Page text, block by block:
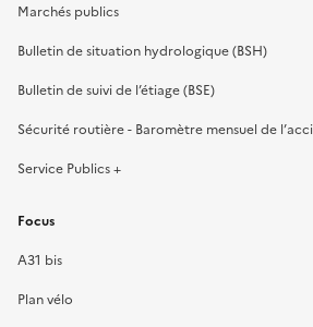
Marchés publics
Bulletin de situation hydrologique (BSH)
Bulletin de suivi de l’étiage (BSE)
Sécurité routière - Baromètre mensuel de
Service Publics +
Focus
A31 bis
Plan vélo